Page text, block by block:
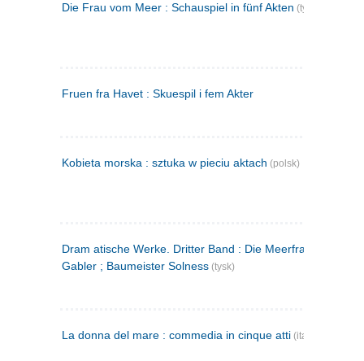
Die Frau vom Meer : Schauspiel in fünf Akten (tysk)
Fruen fra Havet : Skuespil i fem Akter
Kobieta morska : sztuka w pieciu aktach (polsk)
Dram atische Werke. Dritter Band : Die Meerfrau ; Hedda
Gabler ; Baumeister Solness (tysk)
La donna del mare : commedia in cinque atti (italiensk)